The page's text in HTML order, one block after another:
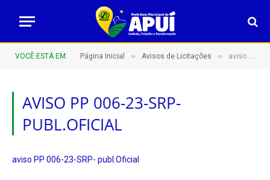
VOCÊ ESTÁ EM: Página Inicial » Avisos de Licitações » aviso PP 006-23-SRP- publ.Oficial
AVISO PP 006-23-SRP-
PUBL.OFICIAL
aviso PP 006-23-SRP- publ.Oficial